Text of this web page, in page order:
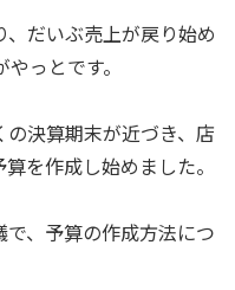
だいぶ売上が戻り始め
っとです。
決算期末が近づき、店
を作成し始めました。
、予算の作成方法につ